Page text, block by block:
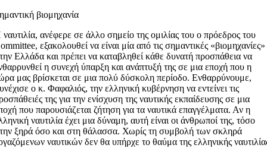
βιομηχανία
ανέφερε σε άλλο σημείο της ομιλίας του ο πρόεδρος του
εξακολουθεί να είναι μία από τις σημαντικές «βιομηχανίες»
Ελλάδα και πρέπει να καταβληθεί κάθε δυνατή προσπάθεια να
η συνεχή ύπαρξη και ανάπτυξή της σε μια εποχή που η
μας βρίσκεται σε μια πολύ δύσκολη περίοδο. Ενθαρρύνουμε,
ο κ. Φαφαλιός, την ελληνική κυβέρνηση να εντείνει τις
της για την ενίσχυση της ναυτικής εκπαίδευσης σε μια
που παρουσιάζεται ζήτηση για τα ναυτικά επαγγέλματα. Αν η
ναυτιλία έχει μια δύναμη, αυτή είναι οι άνθρωποί της, τόσο
ξηρά όσο και στη θάλασσα. Χωρίς τη συμβολή των σκληρά
ναυτικών δεν θα υπήρχε το θαύμα της ελληνικής